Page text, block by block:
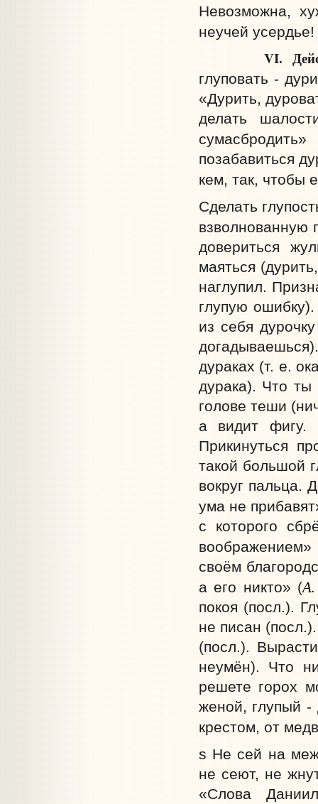
Невозможна,
неучей усердье!
VI. Действие.
глуповать -
«Дурить,
делать
позабавиться
кем, так, чтобы
Сделать
взволнованную
довериться
маяться
наглупил.
глупую
из себя
дураках (т. е.
дурака). Что ты
голове теши
а видит фигу.
Прикинуться
такой большой
вокруг пальца.
ума не
с которого
воображением»
своём
а его никто» (
покоя (посл.).
не писан
(посл.).
неумён). Что
решете горох
женой, глупый
крестом, от
s Не сей на
не сеют, не
«Слова